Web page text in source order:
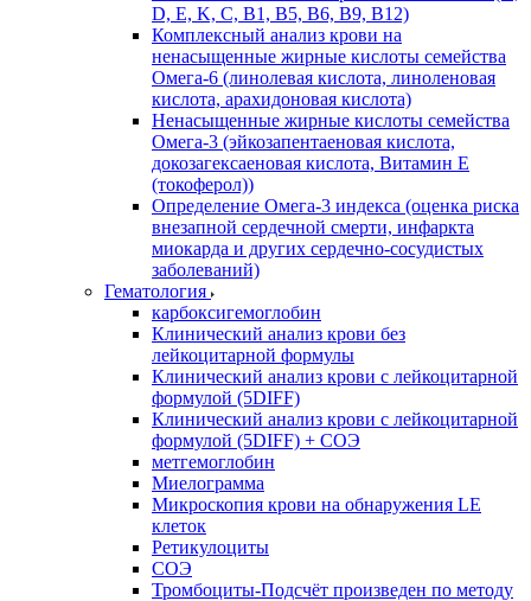
D, E, K, C, B1, B5, B6, В9, B12)
Комплексный анализ крови на
ненасыщенные жирные кислоты семейства
Омега-6 (линолевая кислота, линоленовая
кислота, арахидоновая кислота)
Ненасыщенные жирные кислоты семейства
Омега-3 (эйкозапентаеновая кислота,
докозагексаеновая кислота, Витамин E
(токоферол))
Определение Омега-3 индекса (оценка риска
внезапной сердечной смерти, инфаркта
миокарда и других сердечно-сосудистых
заболеваний)
Гематология
карбоксигемоглобин
Клинический анализ крови без
лейкоцитарной формулы
Клинический анализ крови с лейкоцитарной
формулой (5DIFF)
Клинический анализ крови с лейкоцитарной
формулой (5DIFF) + СОЭ
метгемоглобин
Миелограмма
Микроскопия крови на обнаружения LE
клеток
Ретикулоциты
СОЭ
Тромбоциты-Подсчёт произведен по методу